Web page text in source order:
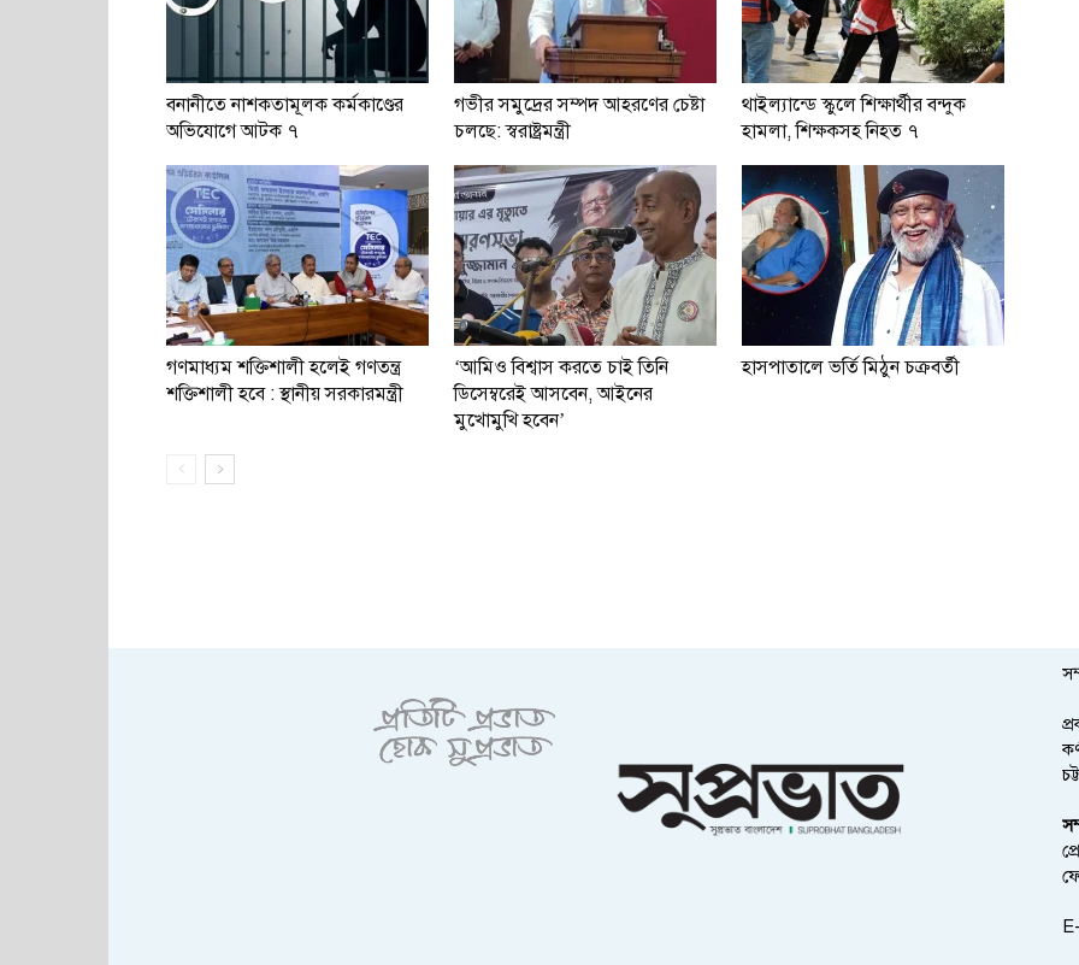
বনানীতে নাশকতামূলক কর্মকাণ্ডের
অভিযোগে আটক ৭
গভীর সমুদ্রের সম্পদ আহরণের চেষ্টা
চলছে: স্বরাষ্ট্রমন্ত্রী
থাইল্যান্ডে স্কুলে শিক্ষার্থীর বন্দুক
হামলা, শিক্ষকসহ নিহত ৭
গণমাধ্যম শক্তিশালী হলেই গণতন্ত্র
শক্তিশালী হবে : স্থানীয় সরকারমন্ত্রী
‘আমিও বিশ্বাস করতে চাই তিনি
ডিসেম্বরেই আসবেন, আইনের
মুখোমুখি হবেন’
হাসপাতালে ভর্তি মিঠুন চক্রবর্তী